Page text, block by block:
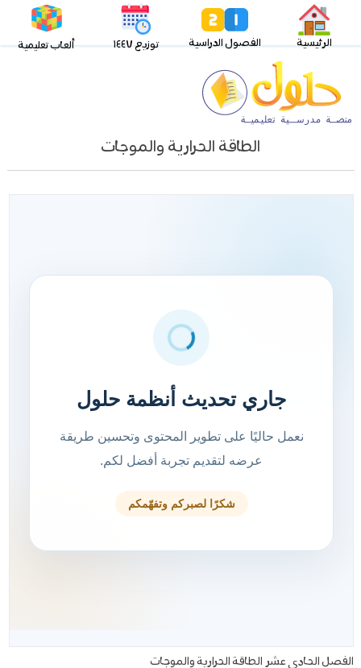
الرئيسية الفصول الدراسية توزيع ١٤٤٧ ألعاب تعليمية
الطاقة الحرارية والموجات
الفصل الحادي عشر الطاقة الحرارية والموجات